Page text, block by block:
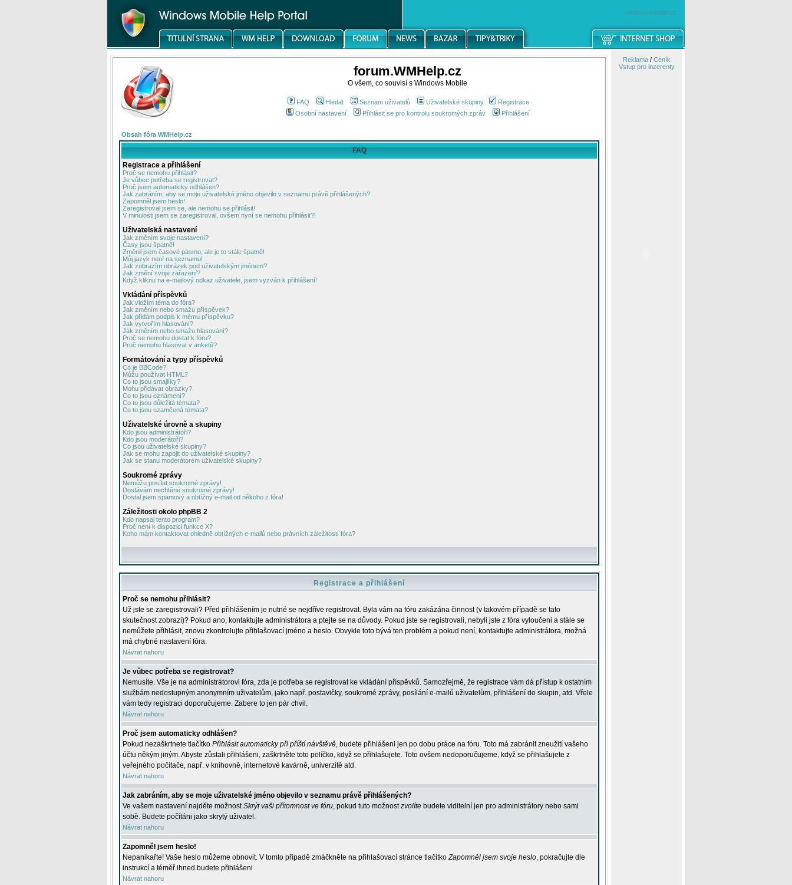
windowsmobile.cz
forum.WMHelp.cz
O všem, co souvisí s Windows Mobile
FAQ Hledat Seznam uživatelů Uživatelské skupiny
Registrace
Osobní nastavení
Přihlásit se pro kontrolu soukromých zpráv Přihlášení
Obsah fóra WMHelp.cz
FAQ
Registrace a přihlášení
Proč se nemohu přihlásit?
Je vůbec potřeba se registrovat?
Proč jsem automaticky odhlášen?
Jak zabráním, aby se moje uživatelské jméno objevilo v seznamu právě přihlášených?
Zapomněl jsem heslo!
Zaregistroval jsem se, ale nemohu se přihlásit!
V minulosti jsem se zaregistroval, ovšem nyní se nemohu přihlásit?!
Uživatelská nastavení
Jak změním svoje nastavení?
Časy jsou špatně!
Změnil jsem časové pásmo, ale je to stále špatně!
Můj jazyk není na seznamu!
Jak zobrazím obrázek pod uživatelským jménem?
Jak změní svoje zařazení?
Když kliknu na e-mailový odkaz uživatele, jsem vyzván k přihlášení!
Vkládání příspěvků
Jak vložím téma do fóra?
Jak změním nebo smažu příspěvek?
Jak přidám podpis k mému příspěvku?
Jak vytvořím hlasování?
Jak změním nebo smažu hlasování?
Proč se nemohu dostat k fóru?
Proč nemohu hlasovat v anketě?
Formátování a typy příspěvků
Co je BBCode?
Můžu používat HTML?
Co to jsou smajlíky?
Mohu přidávat obrázky?
Co to jsou oznámení?
Co to jsou důležitá témata?
Co to jsou uzamčená témata?
Uživatelské úrovně a skupiny
Kdo jsou administrátoři?
Kdo jsou moderátoři?
Co jsou uživatelské skupiny?
Jak se mohu zapojit do uživatelské skupiny?
Jak se stanu moderátorem uživatelské skupiny?
Soukromé zprávy
Nemůžu posílat soukromé zprávy!
Dostávám nechtěné soukromé zprávy!
Dostal jsem spamový a obtížný e-mail od někoho z fóra!
Záležitosti okolo phpBB 2
Kdo napsal tento program?
Proč není k dispozici funkce X?
Koho mám kontaktovat ohledně obtížných e-mailů nebo právních záležitostí fóra?
Registrace a přihlášení
Proč se nemohu přihlásit?
Už jste se zaregistrovali? Před přihlášením je nutné se nejdříve registrovat. Byla vám na fóru zakázána činnost (v takovém případě se tato
skutečnost zobrazí)? Pokud ano, kontaktujte administrátora a ptejte se na důvody. Pokud jste se registrovali, nebyli jste z fóra vyloučeni a stále se
nemůžete přihlásit, znovu zkontrolujte přihlašovací jméno a heslo. Obvykle toto bývá ten problém a pokud není, kontaktujte administrátora, možná
má chybné nastavení fóra.
Návrat nahoru
Je vůbec potřeba se registrovat?
Nemusíte. Vše je na administrátorovi fóra, zda je potřeba se registrovat ke vkládání příspěvků. Samozřejmě, že registrace vám dá přístup k ostatním
službám nedostupným anonymním uživatelům, jako např. postavičky, soukromé zprávy, posílání e-mailů uživatelům, přihlášení do skupin, atd. Vřele
vám tedy registraci doporučujeme. Zabere to jen pár chvil.
Návrat nahoru
Proč jsem automaticky odhlášen?
Pokud nezaškrtnete tlačítko Přihlásit automaticky při příští návštěvě, budete přihlášeni jen po dobu práce na fóru. Toto má zabránit zneužití vašeho
účtu někým jiným. Abyste zůstali přihlášeni, zaškrtněte toto políčko, když se přihlašujete. Toto ovšem nedoporučujeme, když se přihlašujete z
veřejného počítače, např. v knihovně, internetové kavárně, univerzitě atd.
Návrat nahoru
Jak zabráním, aby se moje uživatelské jméno objevilo v seznamu právě přihlášených?
Ve vašem nastavení najděte možnostSkrýt vaši přítomnost ve fóru, pokud tuto možnostzvolíte budete viditelní jen pro administrátory nebo sami
sobě. Budete počítáni jako skrytý uživatel.
Návrat nahoru
Zapomněl jsem heslo!
Nepanikařte! Vaše heslo můžeme obnovit. V tomto případě zmáčkněte na přihlašovací stránce tlačítkoZapomněl jsem svoje heslo, pokračujte dle
instrukcí a téměř ihned budete přihlášeni
Návrat nahoru
Reklama/ Ceník
Vstup pro inzerenty